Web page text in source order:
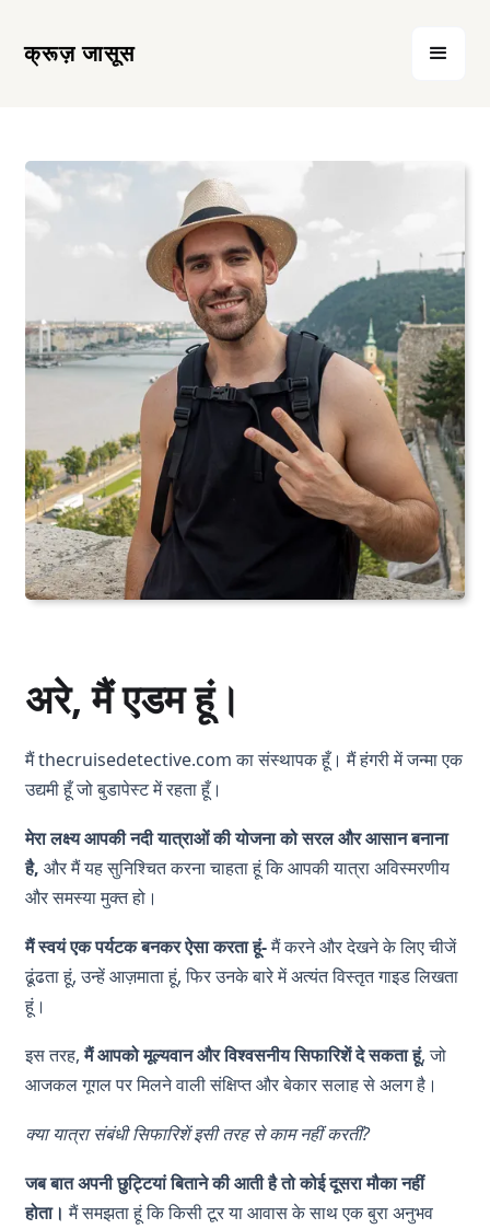
क्रूज़ जासूस
अरे, मैं एडम हूं।
मैं thecruisedetective.com का संस्थापक हूँ। मैं हंगरी में जन्मा एक
उद्यमी हूँ जो बुडापेस्ट में रहता हूँ।
मेरा लक्ष्य आपकी नदी यात्राओं की योजना को सरल और आसान बनाना
है, और मैं यह सुनिश्चित करना चाहता हूं कि आपकी यात्रा अविस्मरणीय
और समस्या मुक्त हो।
मैं स्वयं एक पर्यटक बनकर ऐसा करता हूं-मैं करने और देखने के लिए चीजें
ढूंढता हूं, उन्हें आज़माता हूं, फिर उनके बारे में अत्यंत विस्तृत गाइड लिखता
हूं।
इस तरह,मैं आपको मूल्यवान और विश्वसनीय सिफारिशें दे सकता हूं, जो
आजकल गूगल पर मिलने वाली संक्षिप्त और बेकार सलाह से अलग है।
क्या यात्रा संबंधी सिफारिशें इसी तरह से काम नहीं करतीं?
जब बात अपनी छुट्टियां बिताने की आती है तो कोई दूसरा मौका नहीं
होता। मैं समझता हूं कि किसी टूर या आवास के साथ एक बुरा अनुभव